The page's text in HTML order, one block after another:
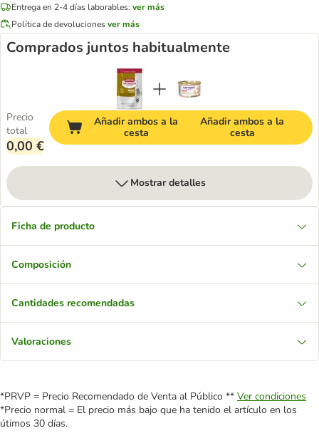
Entrega en 2-4 días laborables: ver más
Política de devolucionesver más
Comprados juntos habitualmente
Precio
total
0,00 €
Añadir ambos a la
cesta
Añadir ambos a la
cesta
Mostrar detalles
Ficha de producto
Composición
Cantidades recomendadas
Valoraciones
*PRVP = Precio Recomendado de Venta al Público ** Ver condiciones
*Precio normal = El precio más bajo que ha tenido el artículo en los
útimos 30 días.